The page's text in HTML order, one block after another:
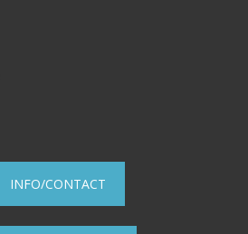
INFO/CONTACT